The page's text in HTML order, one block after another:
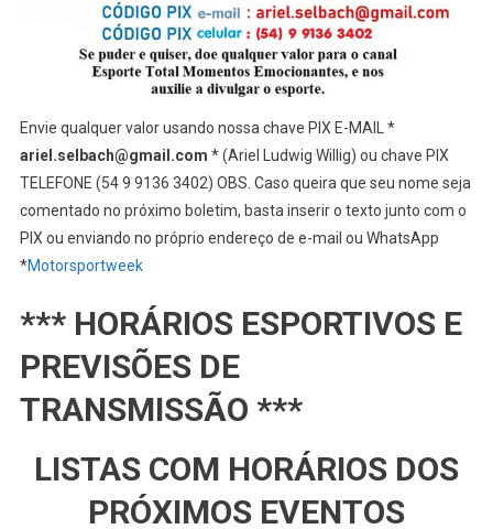
Envie qualquer valor usando nossa chave PIX E-MAIL *
ariel.selbach@gmail.com * (Ariel Ludwig Willig) ou chave PIX
TELEFONE (54 9 9136 3402) OBS. Caso queira que seu nome seja
comentado no próximo boletim, basta inserir o texto junto com o
PIX ou enviando no próprio endereço de e-mail ou WhatsApp
*Motorsportweek
*** HORÁRIOS ESPORTIVOS E
PREVISÕES DE
TRANSMISSÃO ***
LISTAS COM HORÁRIOS DOS
PRÓXIMOS EVENTOS